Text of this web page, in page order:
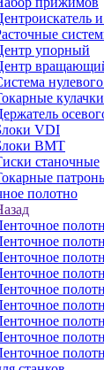
упорный
кулачки
VDI
BMT
станочные
полотно